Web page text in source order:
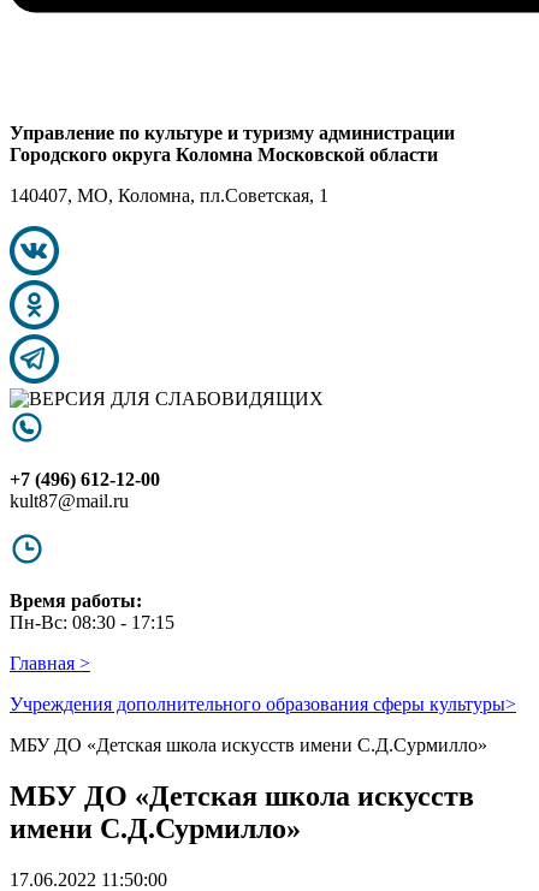
Управление по культуре и туризму администрации
Городского округа Коломна Московской области
140407, МО, Коломна, пл.Советская, 1
+7 (496) 612-12-00
kult87@mail.ru
Время работы:
Пн-Вс: 08:30 - 17:15
Главная >
Учреждения дополнительного образования сферы культуры>
МБУ ДО «Детская школа искусств имени С.Д.Сурмилло»
МБУ ДО «Детская школа искусств
имени С.Д.Сурмилло»
17.06.2022 11:50:00